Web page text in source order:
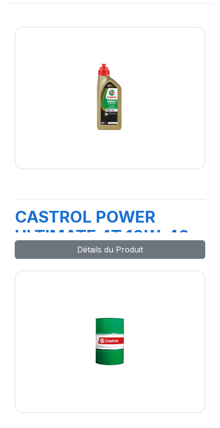
CASTROL POWER
ULTIMATE 4T 10W-40
ZU 12X1LDétails du Produit